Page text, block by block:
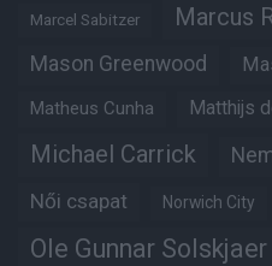
Marcel Sabitzer Marcus
Mason Greenwood
Matheus Cunha Matthijs
Michael Carrick
Női csapat Norwich City
Ole Gunnar Solskjaer